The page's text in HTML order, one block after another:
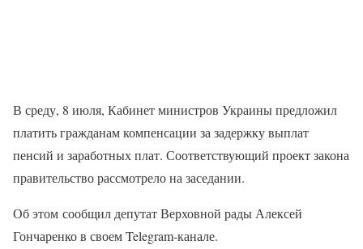
В среду, 8 июля, Кабинет министров Украины предложил
платить гражданам компенсации за задержку выплат
пенсий и заработных плат. Соответствующий проект закона
правительство рассмотрело на заседании.
Об этом сообщил депутат Верховной рады Алексей
Гончаренко в своем Telegram-канале.